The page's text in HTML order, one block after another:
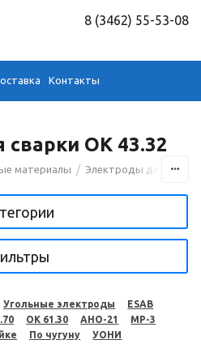
8 (3462) 55-53-08
Контакты
OK 43.32
материалы / Электроды для сварки
Угольные электроды
ESAB
OK 61.30 АНО-21
МР-3
По чугуну
УОНИ